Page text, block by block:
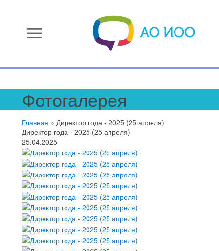
menu
Фотогалерея
Главная » Директор года - 2025 (25 апреля)
Директор года - 2025 (25 апреля)
25.04.2025